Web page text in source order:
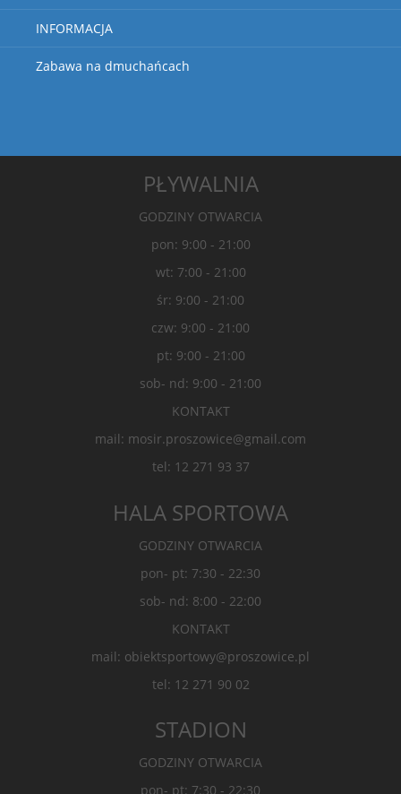
INFORMACJA
Zabawa na dmuchańcach
PŁYWALNIA
GODZINY OTWARCIA
pon: 9:00 - 21:00
wt: 7:00 - 21:00
śr: 9:00 - 21:00
czw: 9:00 - 21:00
pt: 9:00 - 21:00
sob- nd: 9:00 - 21:00
KONTAKT
mail: mosir.proszowice@gmail.com
tel: 12 271 93 37
HALA SPORTOWA
GODZINY OTWARCIA
pon- pt: 7:30 - 22:30
sob- nd: 8:00 - 22:00
KONTAKT
mail: obiektsportowy@proszowice.pl
tel: 12 271 90 02
STADION
GODZINY OTWARCIA
pon- pt: 7:30 - 22:30